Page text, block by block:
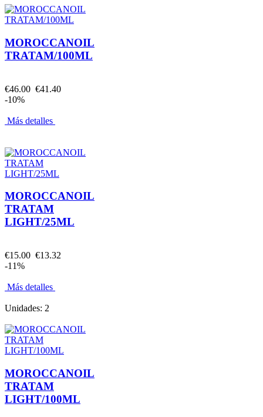
MOROCCANOIL
TRATAM/100ML
€46.00 €41.40
-10%
Más detalles
MOROCCANOIL
TRATAM
LIGHT/25ML
€15.00 €13.32
-11%
Más detalles
Unidades: 2
MOROCCANOIL
TRATAM
LIGHT/100ML